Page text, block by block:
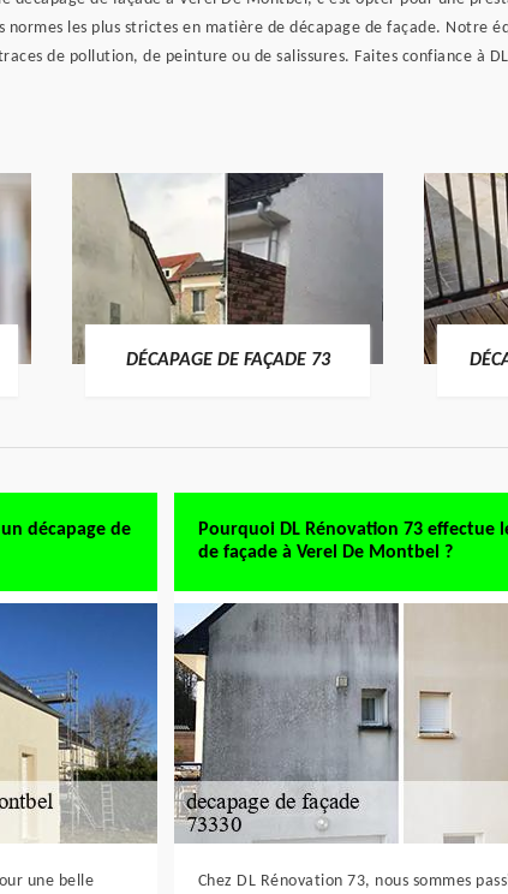
normes les plus strictes en matière de décapage de façade.
de pollution, de peinture ou de salissures. Faites confiance à
DÉCAPAGE DE FAÇADE 73
décapage de
une belle
Pourquoi DL Rénovation 73 effectue
de façade à Verel De Montbel ?
Chez DL Rénovation 73, nous sommes